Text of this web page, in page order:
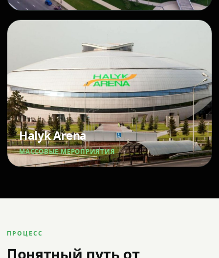
Halyk Arena
МАССОВЫЕ МЕРОПРИЯТИЯ
ПРОЦЕСС
Понятный путь от